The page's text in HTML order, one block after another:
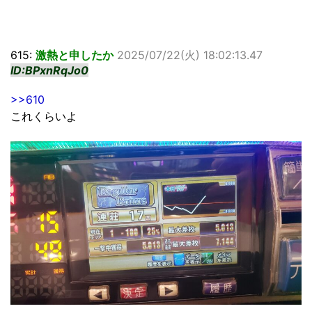
615: 激熱と申したか 2025/07/22(火) 18:02:13.47
ID:BPxnRqJo0
>>610
これくらいよ